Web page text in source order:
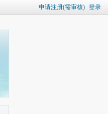
申请注册(需审核) 登录